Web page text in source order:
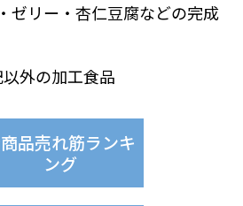
ゼリー・杏仁豆腐などの完成
外の加工食品
品売れ筋ランキ
ング